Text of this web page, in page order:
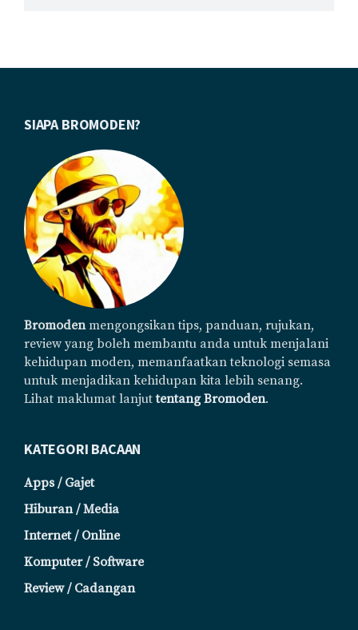
Footer
SIAPA BROMODEN?
Bromodenmengongsikan tips, panduan, rujukan,
review yang boleh membantu anda untuk menjalani
kehidupan moden, memanfaatkan teknologi semasa
untuk menjadikan kehidupan kita lebih senang.
Lihat maklumat lanjuttentang Bromoden.
KATEGORI BACAAN
Apps / Gajet
Hiburan / Media
Internet / Online
Komputer / Software
Review / Cadangan